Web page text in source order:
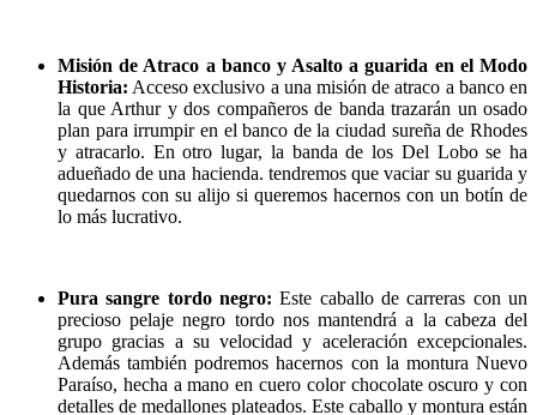
Misión de Atraco a banco y Asalto a guarida en el Modo
Historia: Acceso exclusivo a una misión de atraco a banco en
la que Arthur y dos compañeros de banda trazarán un osado
plan para irrumpir en el banco de la ciudad sureña de Rhodes
y atracarlo. En otro lugar, la banda de los Del Lobo se ha
adueñado de una hacienda. tendremos que vaciar su guarida y
quedarnos con su alijo si queremos hacernos con un botín de
lo más lucrativo.
Pura sangre tordo negro: Este caballo de carreras con un
precioso pelaje negro tordo nos mantendrá a la cabeza del
grupo gracias a su velocidad y aceleración excepcionales.
Además también podremos hacernos con la montura Nuevo
Paraíso, hecha a mano en cuero color chocolate oscuro y con
detalles de medallones plateados. Este caballo y montura están